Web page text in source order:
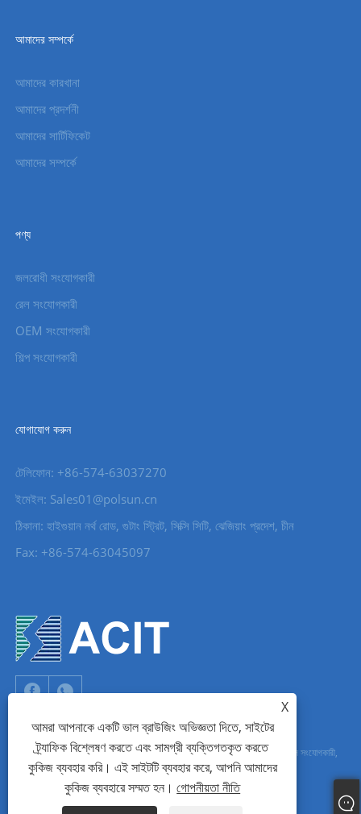
আমাদের সম্পর্কে
আমাদের কারখানা
আমাদের প্রদর্শনী
আমাদের সার্টিফিকেট
আমাদের সম্পর্কে
পণ্য
জলরোধী সংযোগকারী
রেল সংযোগকারী
OEM সংযোগকারী
শিল্প সংযোগকারী
যোগাযোগ করুন
টেলিফোন: +86-574-63037270
ইমেইল: Sales01@polsun.cn
ঠিকানা: হাইগুয়ান নর্থ রোড, গুটাং স্ট্রিট, সিক্সি সিটি, ঝেজিয়াং প্রদেশ, চীন
Fax: +86-574-63045097
কপিরাইট © 2022Ningbo Acit Electronic Co,.Ltd. - জলরোধী সংযোগকারী, রেল সংযোগকারী,
শিল্প সংযোগকারী - সর্বস্বত্ব সংরক্ষিত
X
আমরা আপনাকে একটি ভাল ব্রাউজিং অভিজ্ঞতা দিতে, সাইটের
ট্র্যাফিক বিশ্লেষণ করতে এবং সামগ্রী ব্যক্তিগতকৃত করতে
কুকিজ ব্যবহার করি। এই সাইটটি ব্যবহার করে, আপনি আমাদের
কুকিজ ব্যবহারে সম্মত হন।গোপনীয়তা নীতি